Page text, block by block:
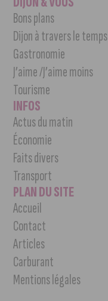
Bons plans
Dijon à travers le temps
Gastronomie
J’aime /J’aime moins
Tourisme
INFOS
Actus du matin
Économie
Faits divers
Transport
PLAN DU SITE
Accueil
Contact
Articles
Carburant
Mentions légales